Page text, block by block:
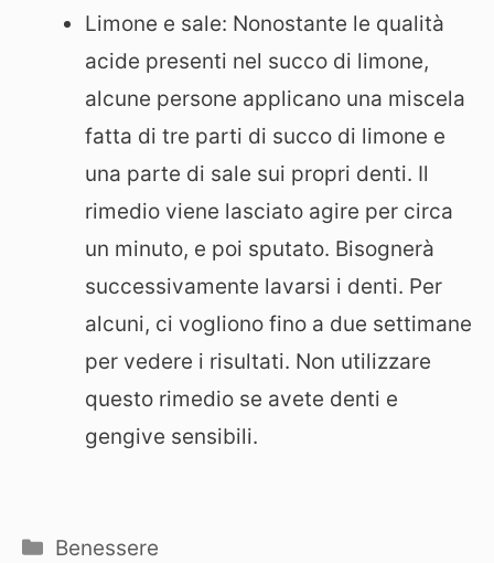
Limone e sale: Nonostante le qualità
acide presenti nel succo di limone,
alcune persone applicano una miscela
fatta di tre parti di succo di limone e
una parte di sale sui propri denti. Il
rimedio viene lasciato agire per circa
un minuto, e poi sputato. Bisognerà
successivamente lavarsi i denti. Per
alcuni, ci vogliono fino a due settimane
per vedere i risultati. Non utilizzare
questo rimedio se avete denti e
gengive sensibili.
Categorie
Benessere